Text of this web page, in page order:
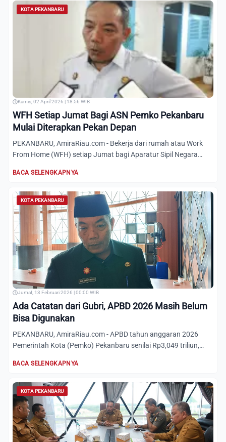
KOTA PEKANBARU
Kamis, 02 April 2026 | 18:56 WIB
WFH Setiap Jumat Bagi ASN Pemko Pekanbaru
Mulai Diterapkan Pekan Depan
PEKANBARU, AmiraRiau.com - Bekerja dari rumah atau Work
From Home (WFH) setiap Jumat bagi Aparatur Sipil Negara
BACA SELENGKAPNYA
KOTA PEKANBARU
Jumat, 13 Februari 2026 | 00:00 WIB
Ada Catatan dari Gubri, APBD 2026 Masih Belum
Bisa Digunakan
PEKANBARU, AmiraRiau.com - APBD tahun anggaran 2026
Pemerintah Kota (Pemko) Pekanbaru senilai Rp3,049 triliun,
BACA SELENGKAPNYA
KOTA PEKANBARU